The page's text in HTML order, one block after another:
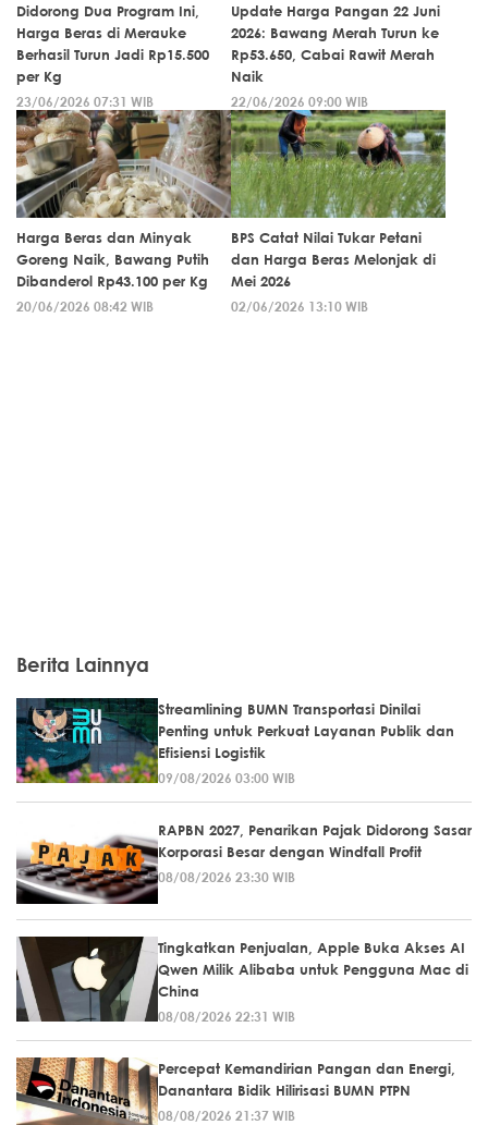
Didorong Dua Program Ini,
Harga Beras di Merauke
Berhasil Turun Jadi Rp15.500
per Kg
23/06/2026 07:31 WIB
Update Harga Pangan 22 Juni
2026: Bawang Merah Turun ke
Rp53.650, Cabai Rawit Merah
Naik
22/06/2026 09:00 WIB
Harga Beras dan Minyak
Goreng Naik, Bawang Putih
Dibanderol Rp43.100 per Kg
20/06/2026 08:42 WIB
BPS Catat Nilai Tukar Petani
dan Harga Beras Melonjak di
Mei 2026
02/06/2026 13:10 WIB
Berita Lainnya
Streamlining BUMN Transportasi Dinilai
Penting untuk Perkuat Layanan Publik dan
Efisiensi Logistik
09/08/2026 03:00 WIB
RAPBN 2027, Penarikan Pajak Didorong Sasar
Korporasi Besar dengan Windfall Profit
08/08/2026 23:30 WIB
Tingkatkan Penjualan, Apple Buka Akses AI
Qwen Milik Alibaba untuk Pengguna Mac di
China
08/08/2026 22:31 WIB
Percepat Kemandirian Pangan dan Energi,
Danantara Bidik Hilirisasi BUMN PTPN
08/08/2026 21:37 WIB